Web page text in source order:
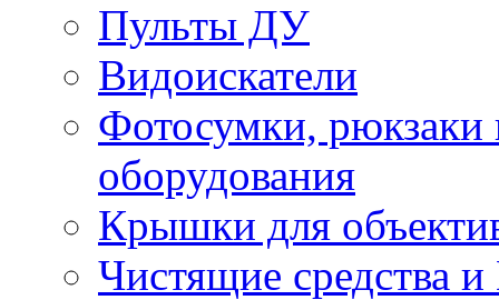
Пульты ДУ
Видоискатели
Фотосумки, рюкзаки
оборудования
Крышки для
Чистящие средства